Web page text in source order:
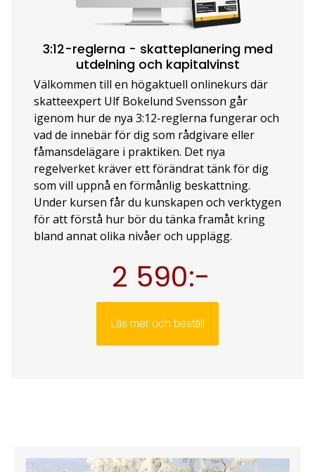
3:12-reglerna - skatteplanering med
utdelning och kapitalvinst
Välkommen till en högaktuell onlinekurs där
skatteexpert Ulf Bokelund Svensson går
igenom hur de nya 3:12-reglerna fungerar och
vad de innebär för dig som rådgivare eller
fåmansdelägare i praktiken. Det nya
regelverket kräver ett förändrat tänk för dig
som vill uppnå en förmånlig beskattning.
Under kursen får du kunskapen och verktygen
för att förstå hur bör du tänka framåt kring
bland annat olika nivåer och upplägg.
2 590:-
Läs mer och beställ